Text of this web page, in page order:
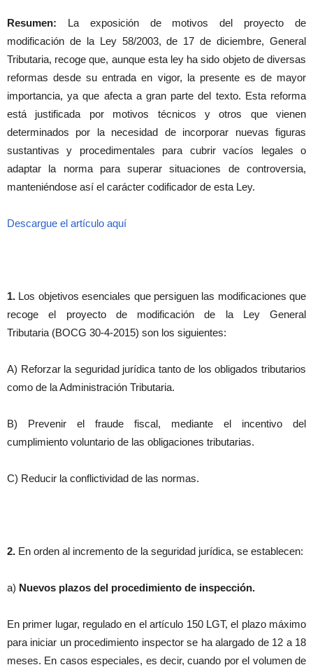
Resumen: La exposición de motivos del proyecto de
modificación de la Ley 58/2003, de 17 de diciembre, General
Tributaria, recoge que, aunque esta ley ha sido objeto de diversas
reformas desde su entrada en vigor, la presente es de mayor
importancia, ya que afecta a gran parte del texto. Esta reforma
está justificada por motivos técnicos y otros que vienen
determinados por la necesidad de incorporar nuevas figuras
sustantivas y procedimentales para cubrir vacíos legales o
adaptar la norma para superar situaciones de controversia,
manteniéndose así el carácter codificador de esta Ley.
Descargue el artículo aquí
1. Los objetivos esenciales que persiguen las modificaciones que
recoge el proyecto de modificación de la Ley General
Tributaria (BOCG 30-4-2015) son los siguientes:
A) Reforzar la seguridad jurídica tanto de los obligados tributarios
como de la Administración Tributaria.
B) Prevenir el fraude fiscal, mediante el incentivo del
cumplimiento voluntario de las obligaciones tributarias.
C) Reducir la conflictividad de las normas.
2. En orden al incremento de la seguridad jurídica, se establecen:
a) Nuevos plazos del procedimiento de inspección.
En primer lugar, regulado en el artículo 150 LGT, el plazo máximo
para iniciar un procedimiento inspector se ha alargado de 12 a 18
meses. En casos especiales, es decir, cuando por el volumen de